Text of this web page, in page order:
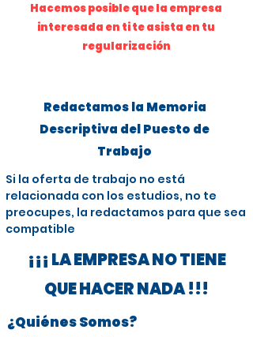
Hacemos posible que la empresa
interesada en ti te asista en tu
regularización
Redactamos la Memoria
Descriptiva del Puesto de
Trabajo
Si la oferta de trabajo no está
relacionada con los estudios, no te
preocupes, la redactamos para que sea
compatible
¡¡¡ LA EMPRESA NO TIENE
QUE HACER NADA !!!
¿Quiénes Somos?